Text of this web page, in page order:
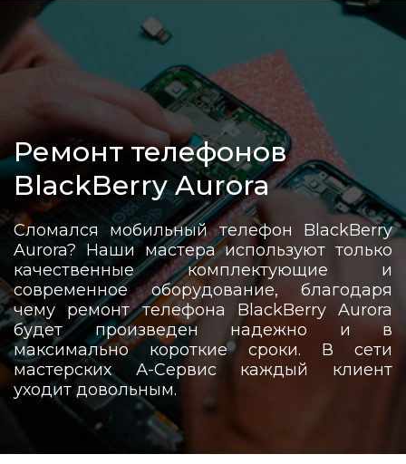
Ремонт телефонов
BlackBerry Aurora
Сломался мобильный телефон BlackBerry
Aurora? Наши мастера используют только
качественные комплектующие и
современное оборудование, благодаря
чему ремонт телефона BlackBerry Aurora
будет произведен надежно и в
максимально короткие сроки. В сети
мастерских А-Сервис каждый клиент
уходит довольным.